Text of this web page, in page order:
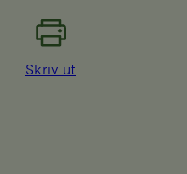
Skriv ut